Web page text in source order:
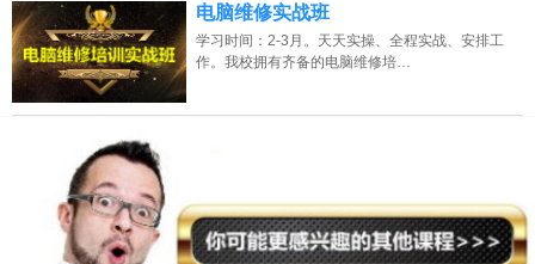
电脑维修实战班
学习时间：2-3月。天天实操、全程实战、安排工
作。我校拥有齐备的电脑维修培…